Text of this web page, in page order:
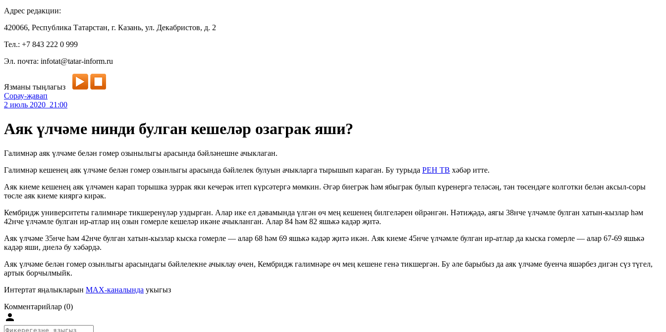
Адрес редакции:
420066, Республика Татарстан, г. Казань, ул. Декабристов, д. 2
Тел.: +7 843 222 0 999
Эл. почта: infotat@tatar-inform.ru
Язманы тыңлагыз
Сорау-җавап
2 июль 2020 21:00
Аяк үлчәме нинди булган кешеләр озаграк яши?
Галимнәр аяк үлчәме белән гомер озынылыгы арасында бәйләнешне ачыклаган.
Галимнәр кешенең аяк үлчәме белән гомер озынлыгы арасында бәйлелек булуын ачыкларга тырышып караган. Бу турыда РЕН ТВ хәбәр итте.
Аяк киеме кешенең аяк үлчәмен карап торышка зуррак яки кечерәк итеп күрсәтергә мөмкин. Әгәр биегрәк һәм ябыграк булып күренергә теләсәң, тән төсендәге колготки белән аксыл-соры
төсле аяк киеме кияргә кирәк.
Кембридж университеты галимнәре тикшеренүләр уздырган. Алар ике ел дәвамында үлгән өч мең кешенең билгеләрен өйрәнгән. Нәтиҗәдә, аягы 38нче үлчәмле булган хатын-кызлар һәм
42нче үлчәмле булган ир-атлар иң озын гомерле кешеләр икәне ачыкланган. Алар 84 һәм 82 яшькә кадәр җитә.
Аяк үлчәме 35нче һәм 42нче булган хатын-кызлар кыска гомерле — алар 68 һәм 69 яшькә кадәр җитә икән. Аяк киеме 45нче үлчәмле булган ир-атлар да кыска гомерле — алар 67-69 яшькә
кадәр яши, диелә бу хәбәрдә.
Аяк үлчәме белән гомер озынлыгы арасындагы бәйлелекне ачыклау өчен, Кембридж галимнәре өч мең кешене генә тикшергән. Бу әле барыбыз да аяк үлчәме буенча яшәрбез дигән сүз түгел,
артык борчылмыйк.
Интертат яңалыкларын MAX-каналында укыгыз
Комментарийлар (0)